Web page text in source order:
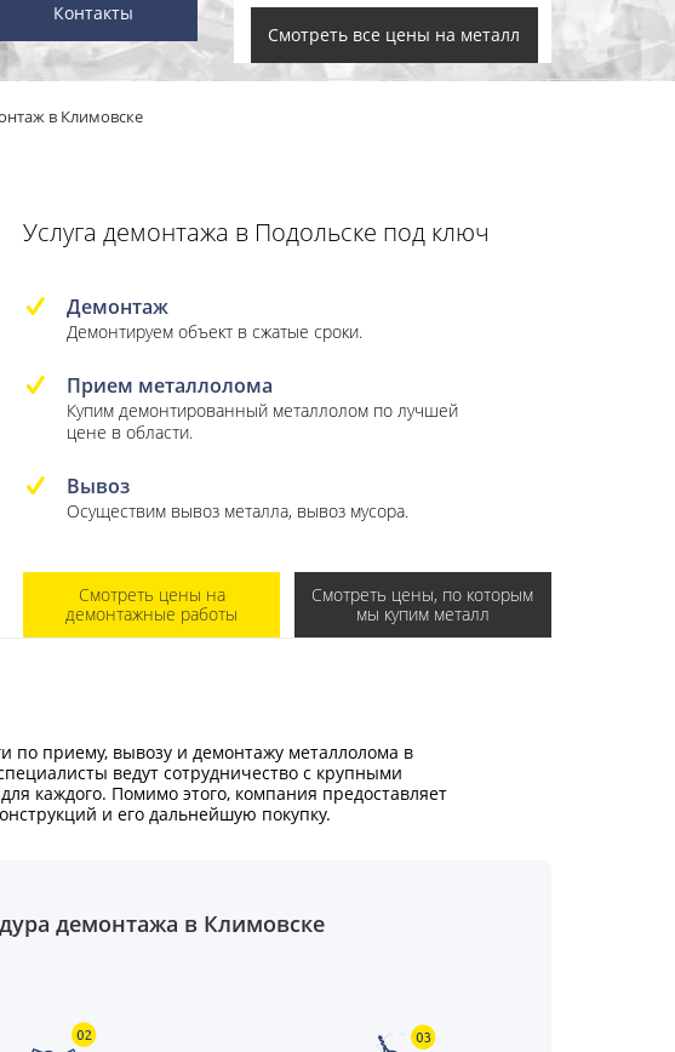
Смотреть все цены на металл
Контакты
в Климовске
Услуга демонтажа в Подольске под ключ
Демонтаж
Демонтируем объект в сжатые сроки.
Прием металлолома
Купим демонтированный металлолом по лучшей
цене в области.
Вывоз
Осуществим вывоз металла, вывоз мусора.
Смотреть цены на
демонтажные работы
Смотреть цены, по которым
мы купим металл
по приему, вывозу и демонтажу металлолома в
ведут сотрудничество с крупными
каждого. Помимо этого, компания предоставляет
и его дальнейшую покупку.
демонтажа в Климовске